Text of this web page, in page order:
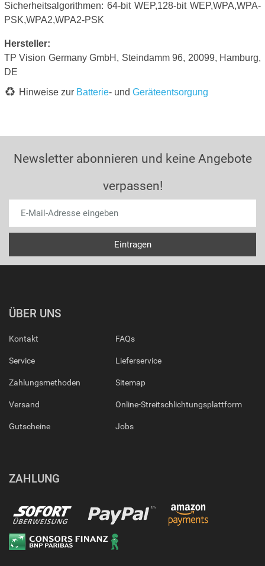
Sicherheitsalgorithmen: 64-bit WEP,128-bit WEP,WPA,WPA-
PSK,WPA2,WPA2-PSK
Hersteller:
TP Vision Germany GmbH, Steindamm 96, 20099, Hamburg,
DE
Hinweise zur Batterie- und Geräteentsorgung
Newsletter abonnieren und keine Angebote
verpassen!
ÜBER UNS
Kontakt
Service
Zahlungsmethoden
Versand
Gutscheine
FAQs
Lieferservice
Sitemap
Online-Streitschlichtungsplattform
Jobs
ZAHLUNG